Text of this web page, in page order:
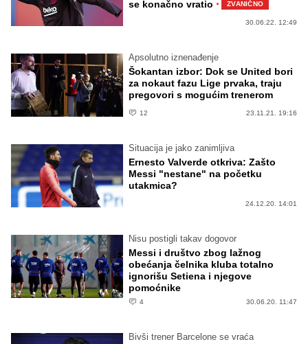
se konačno vratio · ZVANIČNO
30.06.22. 12:49
Apsolutno iznenađenje
Šokantan izbor: Dok se United bori
za nokaut fazu Lige prvaka, traju
pregovori s mogućim trenerom
12 23.11.21. 19:16
Situacija je jako zanimljiva
Ernesto Valverde otkriva: Zašto
Messi "nestane" na početku
utakmica?
24.12.20. 14:01
Nisu postigli takav dogovor
Messi i društvo zbog lažnog
obećanja čelnika kluba totalno
ignorišu Setiena i njegove
pomoćnike
4 30.06.20. 11:47
Bivši trener Barcelone se vraća